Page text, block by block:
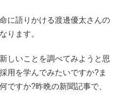
に語りかける渡邊優太さんの
ります。
しいことを調べてみようと思
用を学んでみたいですか?ま
ですか?昨晩の新聞記事で、